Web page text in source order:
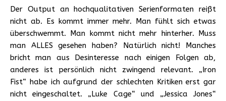
Der Output an hochqualitativen Serienformaten reißt
nicht ab. Es kommt immer mehr. Man fühlt sich etwas
überschwemmt. Man kommt nicht mehr hinterher. Muss
man ALLES gesehen haben? Natürlich nicht! Manches
bricht man aus Desinteresse nach einigen Folgen ab,
anderes ist persönlich nicht zwingend relevant. „Iron
Fist“ habe ich aufgrund der schlechten Kritiken erst gar
nicht eingeschaltet. „Luke Cage“ und „Jessica Jones“